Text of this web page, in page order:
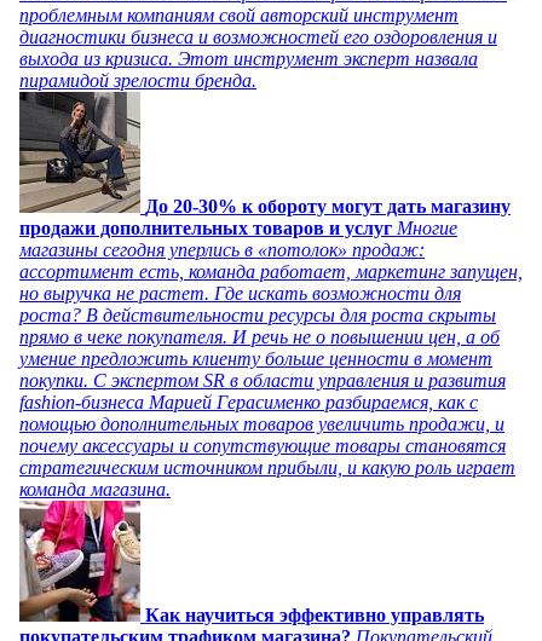
проблемным компаниям свой авторский инструмент
диагностики бизнеса и возможностей его оздоровления и
выхода из кризиса. Этот инструмент эксперт назвала
пирамидой зрелости бренда.
До 20-30% к обороту могут дать магазину
продажи дополнительных товаров и услуг Многие
магазины сегодня уперлись в «потолок» продаж:
ассортимент есть, команда работает, маркетинг запущен,
но выручка не растет. Где искать возможности для
роста? В действительности ресурсы для роста скрыты
прямо в чеке покупателя. И речь не о повышении цен, а об
умение предложить клиенту больше ценности в момент
покупки. С экспертом SR в области управления и развития
fashion-бизнеса Марией Герасименко разбираемся, как с
помощью дополнительных товаров увеличить продажи, и
почему аксессуары и сопутствующие товары становятся
стратегическим источником прибыли, и какую роль играет
команда магазина.
Как научиться эффективно управлять
покупательским трафиком магазина? Покупательский